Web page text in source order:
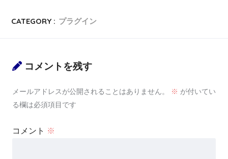
CATEGORY : プラグイン
コメントを残す
メールアドレスが公開されることはありません。 ※ が付いてい
る欄は必須項目です
コメント ※